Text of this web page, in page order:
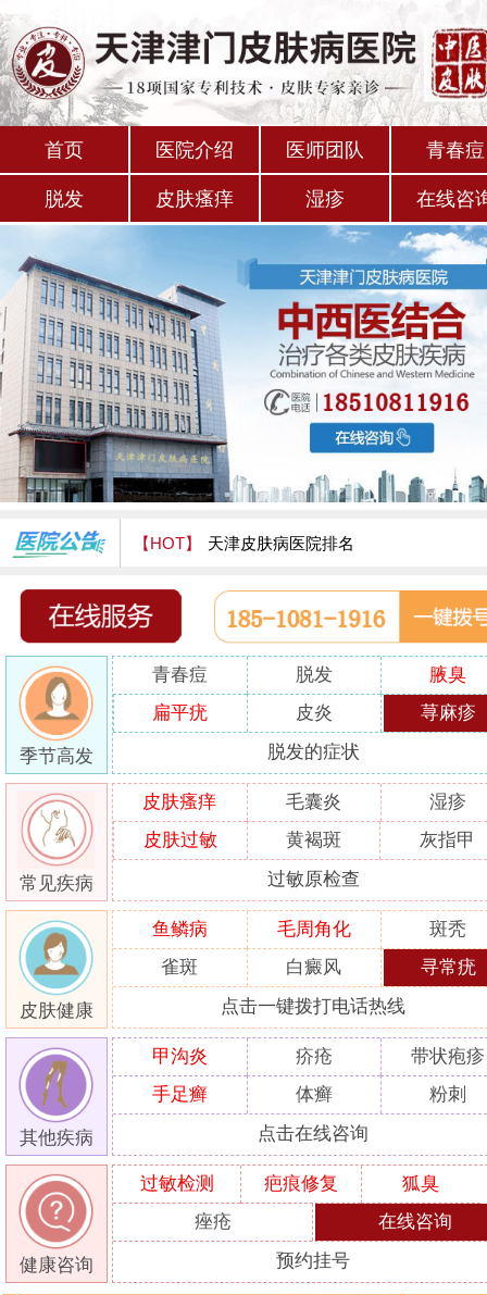
首页 医院介绍 医师团队 青春痘
脱发 皮肤瘙痒 湿疹 在线咨
【HOT】 天津皮肤病医院排名
天津津门皮肤病医院怎么样
季节高发
青春痘 脱发
腋臭
扁平疣
皮炎 荨麻疹
脱发的症状
常见疾病
皮肤瘙痒 毛囊炎
湿疹
皮肤过敏
黄褐斑 灰指甲
过敏原检查
皮肤健康
鱼鳞病 毛周角化
斑秃
雀斑
白癜风 寻常疣
点击一键拨打电话热线
其他疾病
甲沟炎 疥疮
带状疱疹
手足癣
体癣 粉刺
点击在线咨询
健康咨询
过敏检测 疤痕修复
狐臭
痤疮
在线咨询
预约挂号